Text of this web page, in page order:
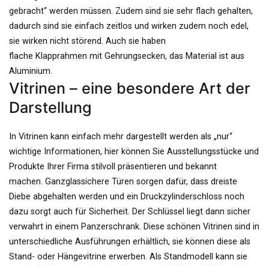
gebracht“ werden müssen. Zudem sind sie sehr flach gehalten,
dadurch sind sie einfach zeitlos und wirken zudem noch edel,
sie wirken nicht störend. Auch sie haben
flache Klapprahmen mit Gehrungsecken, das Material ist aus
Aluminium.
Vitrinen – eine besondere Art der
Darstellung
In Vitrinen kann einfach mehr dargestellt werden als „nur“
wichtige Informationen, hier können Sie Ausstellungsstücke und
Produkte Ihrer Firma stilvoll präsentieren und bekannt
machen. Ganzglassichere Türen sorgen dafür, dass dreiste
Diebe abgehalten werden und ein Druckzylinderschloss noch
dazu sorgt auch für Sicherheit. Der Schlüssel liegt dann sicher
verwahrt in einem Panzerschrank. Diese schönen Vitrinen sind in
unterschiedliche Ausführungen erhältlich, sie können diese als
Stand- oder Hängevitrine erwerben. Als Standmodell
kann sie